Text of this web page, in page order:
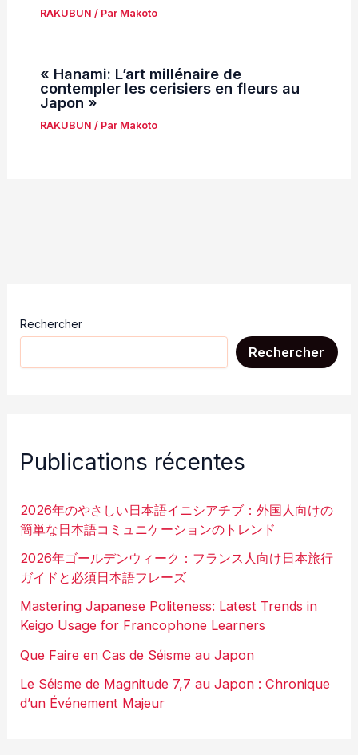
RAKUBUN / Par Makoto
« Hanami: L’art millénaire de
contempler les cerisiers en fleurs au
Japon »
RAKUBUN / Par Makoto
Rechercher
Rechercher
Publications récentes
2026年のやさしい日本語イニシアチブ：外国人向けの
簡単な日本語コミュニケーションのトレンド
2026年ゴールデンウィーク：フランス人向け日本旅行
ガイドと必須日本語フレーズ
Mastering Japanese Politeness: Latest Trends in
Keigo Usage for Francophone Learners
Que Faire en Cas de Séisme au Japon
Le Séisme de Magnitude 7,7 au Japon : Chronique
d’un Événement Majeur